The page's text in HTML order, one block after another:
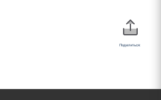
Поделиться: